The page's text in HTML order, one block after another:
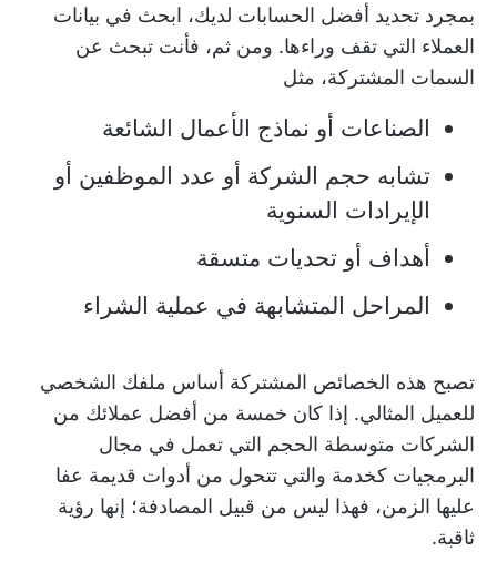
بمجرد تحديد أفضل الحسابات لديك، ابحث في بيانات
العملاء التي تقف وراءها. ومن ثم، فأنت تبحث عن
السمات المشتركة، مثل
الصناعات أو نماذج الأعمال الشائعة
تشابه حجم الشركة أو عدد الموظفين أو
الإيرادات السنوية
أهداف أو تحديات متسقة
المراحل المتشابهة في عملية الشراء
تصبح هذه الخصائص المشتركة أساس ملفك الشخصي
للعميل المثالي. إذا كان خمسة من أفضل عملائك من
الشركات متوسطة الحجم التي تعمل في مجال
البرمجيات كخدمة والتي تتحول من أدوات قديمة عفا
عليها الزمن، فهذا ليس من قبيل المصادفة؛ إنها رؤية
ثاقبة.